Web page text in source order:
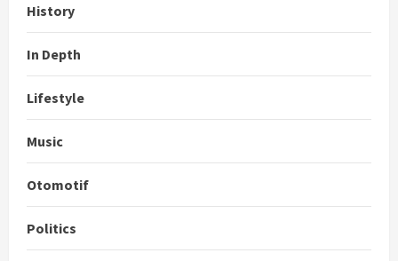
History
In Depth
Lifestyle
Music
Otomotif
Politics